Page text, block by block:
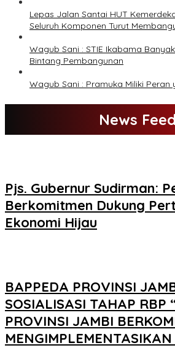
Lepas Jalan Santai HUT
Seluruh Komponen Turut
Wagub Sani : STIE Ikabama
Bintang Pembangunan
Wagub Sani : Pramuka Miliki
News Feed
Pjs. Gubernur Sudirman:
Berkomitmen Dukung
Ekonomi Hijau
BAPPEDA PROVINSI
SOSIALISASI TAHAP RBP
PROVINSI JAMBI
MENGIMPLEMENTASIKAN